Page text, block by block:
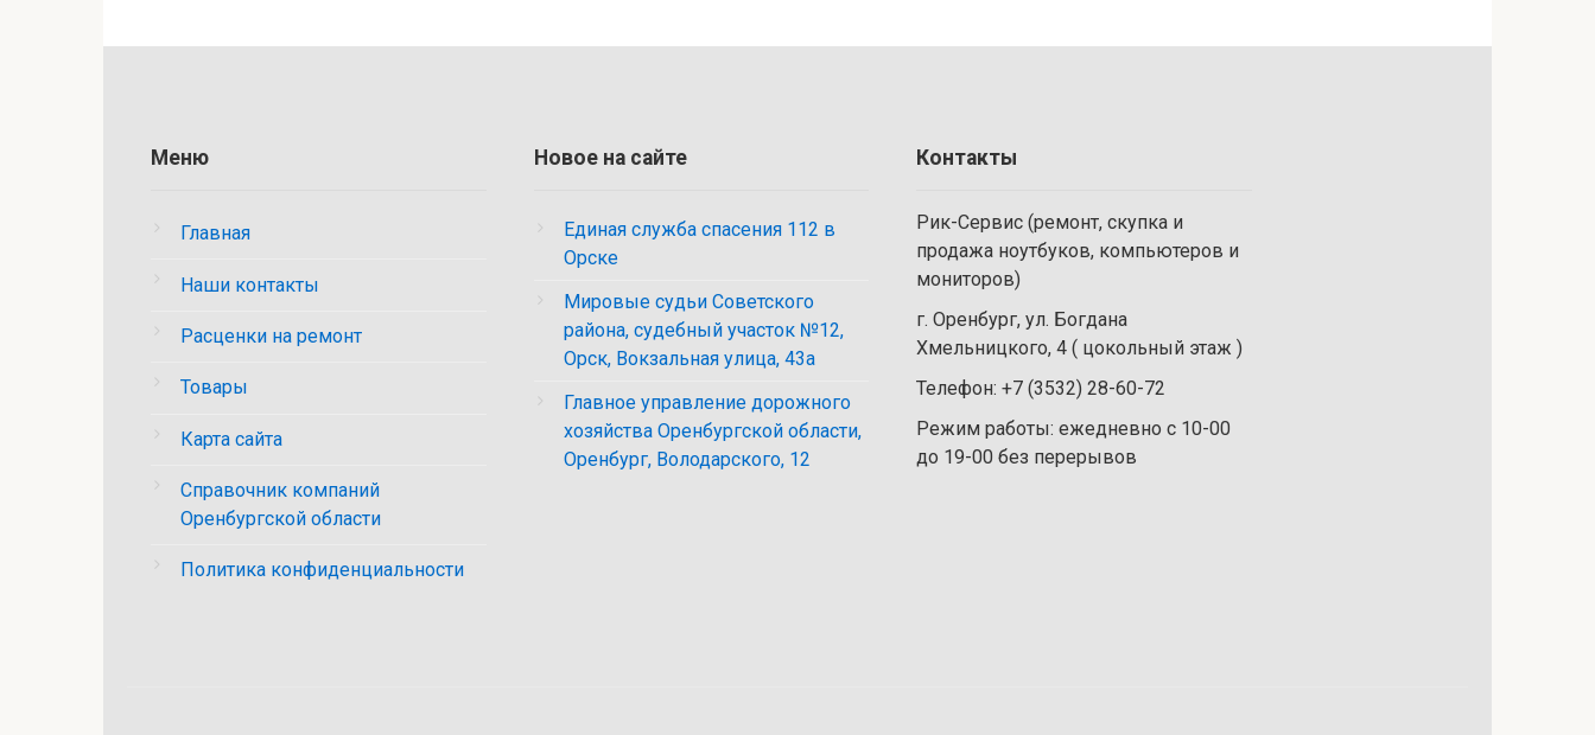
Меню
Главная
Наши контакты
Расценки на ремонт
Товары
Карта сайта
Справочник компаний
Оренбургской области
Политика конфиденциальности
Новое на сайте
Единая служба спасения 112 в
Орске
Мировые судьи Советского
района, судебный участок №12,
Орск, Вокзальная улица, 43а
Главное управление дорожного
хозяйства Оренбургской области,
Оренбург, Володарского, 12
Контакты
Рик-Сервис (ремонт, скупка и
продажа ноутбуков, компьютеров и
мониторов)
г. Оренбург, ул. Богдана
Хмельницкого, 4 ( цокольный этаж )
Телефон: +7 (3532) 28-60-72
Режим работы: ежедневно с 10-00
до 19-00 без перерывов